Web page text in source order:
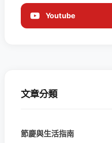
Youtube
文章分類
節慶與生活指南